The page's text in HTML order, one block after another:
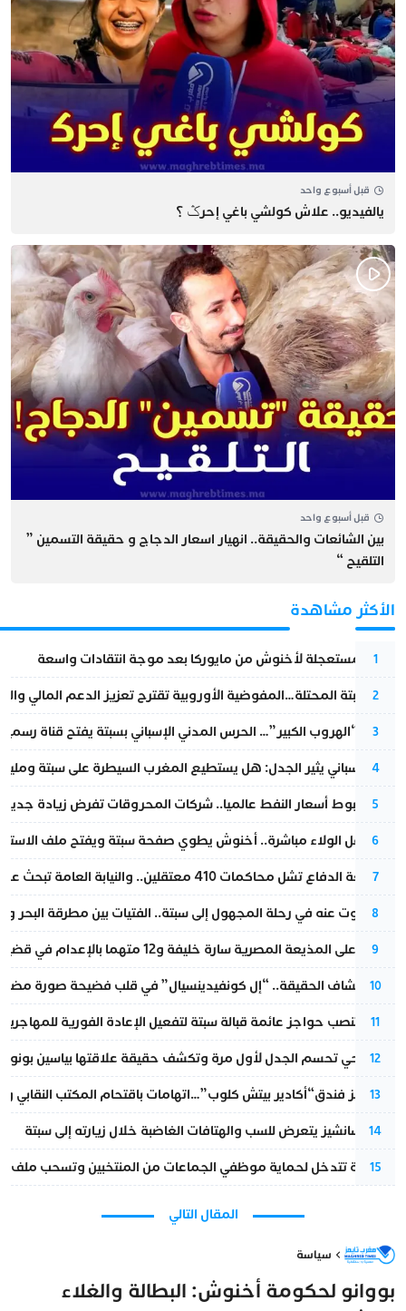
قبل أسبوع واحد
يالفيديو.. علاش كولشي باغي إحرݣ ؟
قبل أسبوع واحد
بين الشائعات والحقيقة.. انهيار اسعار الدجاج و حقيقة التسمين ”
التلقيح “
الأكثر مشاهدة
1
عودة مستعجلة لأخنوش من مايوركا بعد موجة انتقادات واسعة
2
أزمة سبتة المحتلة…المفوضية الأوروبية تقترح تعزيز الدعم المالي
3
عملية “الهروب الكبير”… الحرس المدني الإسباني بسبتة يفتح قناة
4
تقرير إسباني يثير الجدل: هل يستطيع المغرب السيطرة على سبتة
5
رغم هبوط أسعار النفط عالميا.. شركات المحروقات تفرض زيادة
6
بعد حفل الولاء مباشرة.. أخنوش يطوي صفحة سبتة ويفتح ملف
7
مقاطعة الدفاع تشل محاكمات 410 معتقلين.. والنيابة العامة تبحث عن حل قانوني
8
المسكوت عنه في رحلة المجهول إلى سبتة.. الفتيات بين مطرقة البحر
9
الحكم على المذيعة المصرية سارة خليفة و12 متهما بالإعدام في قضية هزت بلاد الفراعنة
10
بعد انكشاف الحقيقة.. “إل كونفيدينسيال” في قلب فضيحة صورة
11
إسبانيا تنصب حواجز عائمة قبالة سبتة لتفعيل الإعادة الفورية للمهاجرين
12
نورا فتحي تحسم الجدل لأول مرة وتكشف حقيقة علاقتها بياسين بونو
13
أزمة تهز فندق“أكادير بيتش كلوب”…اتهامات باقتحام المكتب النقابي
14
بيدرو سانشيز يتعرض للسب والهتافات الغاضبة خلال زيارته إلى سبتة
15
الداخلية تتدخل لحماية موظفي الجماعات من المنتخبين وتسحب ملف
المقال التالي
سياسة
بووانو لحكومة أخنوش: البطالة والغلاء